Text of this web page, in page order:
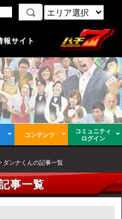
サイト
コンテンツ
コミュニティ
ログイン
ダンナくんの記事一覧
事一覧